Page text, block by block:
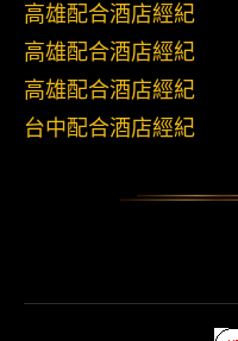
高雄配合酒店經紀
高雄配合酒店經紀
高雄配合酒店經紀
台中配合酒店經紀